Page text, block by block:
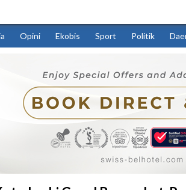
Opini Ekobis Sport Politik